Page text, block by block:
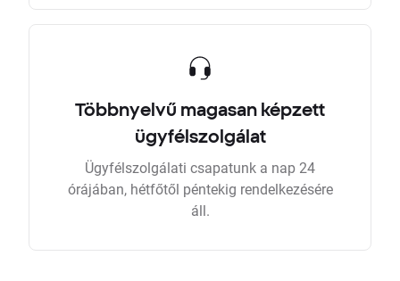
Többnyelvű magasan képzett
ügyfélszolgálat
Ügyfélszolgálati csapatunk a nap 24
órájában, hétfőtől péntekig rendelkezésére
áll.